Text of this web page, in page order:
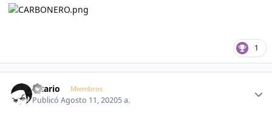
1
Sicario Miembros
PublicóAgosto 11, 20205 a.